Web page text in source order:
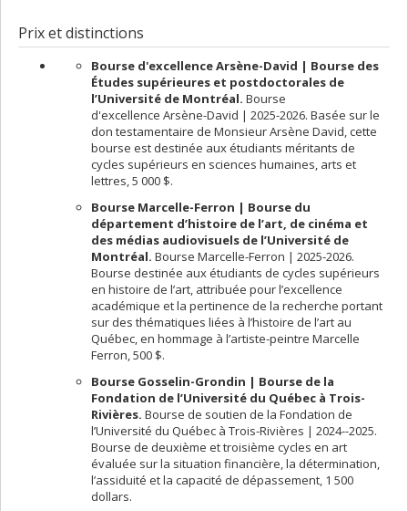
Prix et distinctions
Bourse d'excellence Arsène-David | Bourse des
Études supérieures et postdoctorales de
l’Université de Montréal. Bourse
d'excellence Arsène-David | 2025-2026. Basée sur le
don testamentaire de Monsieur Arsène David, cette
bourse est destinée aux étudiants méritants de
cycles supérieurs en sciences humaines, arts et
lettres, 5 000 $.
Bourse Marcelle-Ferron | Bourse du
département d’histoire de l’art, de cinéma et
des médias audiovisuels de l’Université de
Montréal. Bourse Marcelle-Ferron | 2025-2026.
Bourse destinée aux étudiants de cycles supérieurs
en histoire de l’art, attribuée pour l’excellence
académique et la pertinence de la recherche portant
sur des thématiques liées à l’histoire de l’art au
Québec, en hommage à l’artiste-peintre Marcelle
Ferron, 500 $.
Bourse Gosselin-Grondin | Bourse de la
Fondation de l’Université du Québec à Trois-
Rivières. Bourse de soutien de la Fondation de
l’Université du Québec à Trois-Rivières | 2024--2025.
Bourse de deuxième et troisième cycles en art
évaluée sur la situation financière, la détermination,
l’assiduité et la capacité de dépassement, 1 500
dollars.